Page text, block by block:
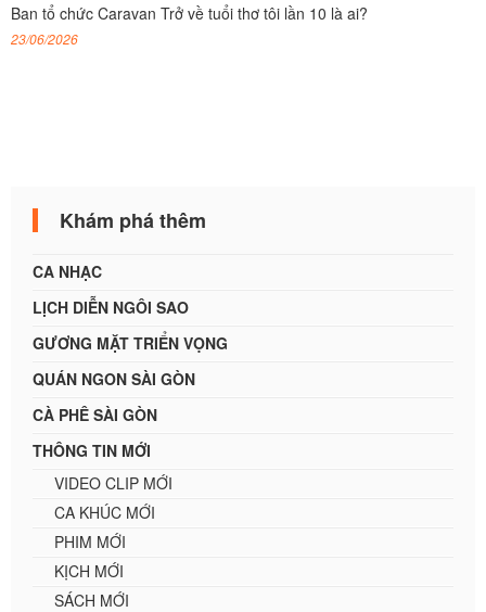
Ban tổ chức Caravan Trở về tuổi thơ tôi lần 10 là ai?
23/06/2026
Khám phá thêm
CA NHẠC
LỊCH DIỄN NGÔI SAO
GƯƠNG MẶT TRIỂN VỌNG
QUÁN NGON SÀI GÒN
CÀ PHÊ SÀI GÒN
THÔNG TIN MỚI
VIDEO CLIP MỚI
CA KHÚC MỚI
PHIM MỚI
KỊCH MỚI
SÁCH MỚI